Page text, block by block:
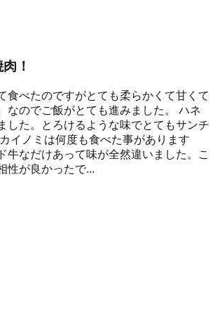
！
食べたのですがとても柔らかくて甘くて
なのでご飯がとても進みました。 ハネ
した。とろけるような味でとてもサンチ
イノミは何度も食べた事があります
牛なだけあって味が全然違いました。こ
性が良かったで...